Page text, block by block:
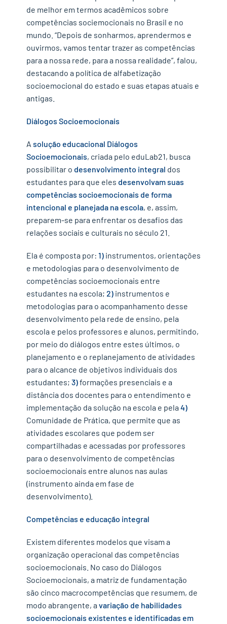
de melhor em termos acadêmicos sobre
competências sociemocionais no Brasil e no
mundo. “Depois de sonharmos, aprendermos e
ouvirmos, vamos tentar trazer as competências
para a nossa rede, para a nossa realidade”, falou,
destacando a política de alfabetização
socioemocional do estado e suas etapas atuais e
antigas.
Diálogos Socioemocionais
A solução educacional Diálogos
Socioemocionais, criada pelo eduLab21, busca
possibilitar o desenvolvimento integral dos
estudantes para que eles desenvolvam suas
competências socioemocionais de forma
intencional e planejada na escola, e, assim,
preparem-se para enfrentar os desafios das
relações sociais e culturais no século 21.
Ela é composta por: 1) instrumentos, orientações
e metodologias para o desenvolvimento de
competências socioemocionais entre
estudantes na escola; 2) instrumentos e
metodologias para o acompanhamento desse
desenvolvimento pela rede de ensino, pela
escola e pelos professores e alunos, permitindo,
por meio do diálogos entre estes últimos, o
planejamento e o replanejamento de atividades
para o alcance de objetivos individuais dos
estudantes; 3)formações presenciais e a
distância dos docentes para o entendimento e
implementação da solução na escola e pela 4)
Comunidade de Prática, que permite que as
atividades escolares que podem ser
compartilhadas e acessadas por professores
para o desenvolvimento de competências
socioemocionais entre alunos nas aulas
(instrumento ainda em fase de
desenvolvimento).
Competências e educação integral
Existem diferentes modelos que visam a
organização operacional das competências
socioemocionais. No caso do Diálogos
Socioemocionais, a matriz de fundamentação
são cinco macrocompetências que resumem, de
modo abrangente, a variação de habilidades
socioemocionais existentes e identificadas em